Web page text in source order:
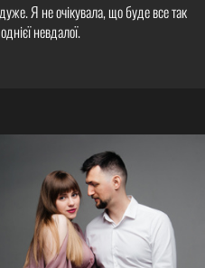
Я не очікувала, що буде все так
невдалої.